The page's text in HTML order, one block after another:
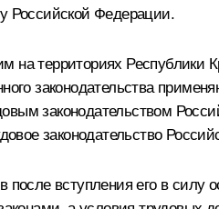
Российской Федерации.
территориях Республики
законодательства
законодательством
законодательство
вступления его в силу